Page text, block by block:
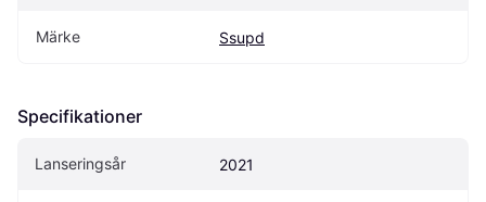
Märke Ssupd
Specifikationer
Lanseringsår 2021